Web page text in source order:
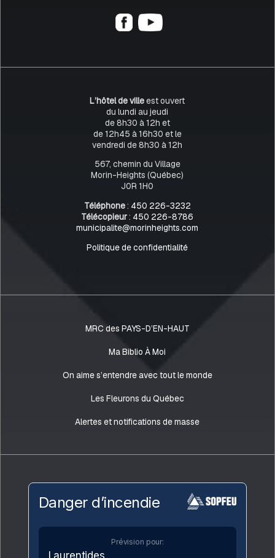
L’hôtel de villeest ouvert
du lundi au jeudi
de 8h30 à 12h et
de 12h45 à 16h30 et le
vendredi de 8h30 à 12h
567, chemin du Village
Morin-Heights (Québec)
J0R 1H0
Téléphone: 450 226-3232
Télécopieur: 450 226-8786
municipalite@morinheights.com
Politique de confidentialité
MRC des PAYS-D’EN-HAUT
Ma Biblio À Moi
On aime s’entendre avec tout le monde
Les Fleurons du Québec
Alertes et notifications de masse
Danger d’incendie
Prévision pour: